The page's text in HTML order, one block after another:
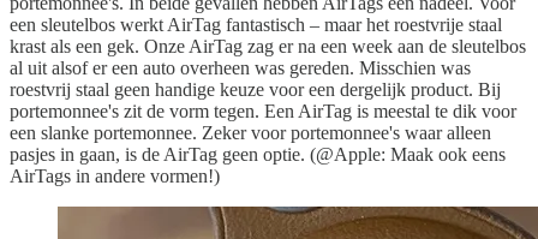
een sleutelbos werkt AirTag fantastisch – maar het roestvrije staal
krast als een gek. Onze AirTag zag er na een week aan de sleutelbos
al uit alsof er een auto overheen was gereden. Misschien was
roestvrij staal geen handige keuze voor een dergelijk product. Bij
portemonnee's zit de vorm tegen. Een AirTag is meestal te dik voor
een slanke portemonnee. Zeker voor portemonnee's waar alleen
pasjes in gaan, is de AirTag geen optie. (@Apple: Maak ook eens
AirTags in andere vormen!)